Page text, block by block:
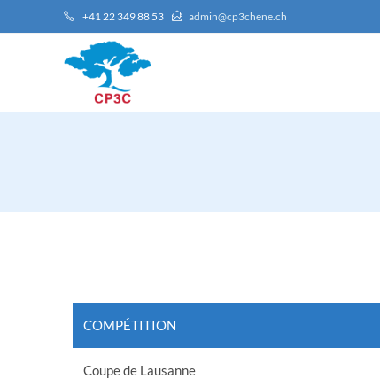
+41 22 349 88 53 admin@cp3chene.ch
COMPÉTITION
Coupe de Lausanne